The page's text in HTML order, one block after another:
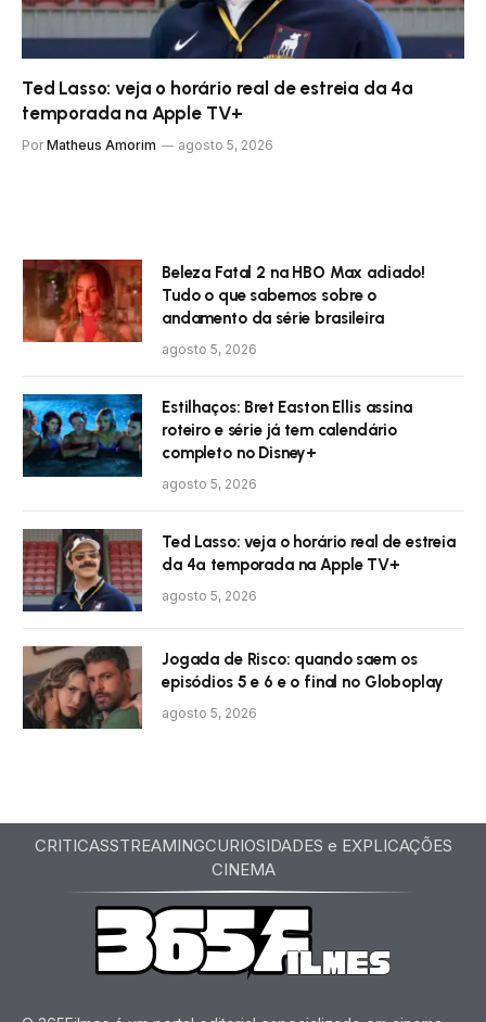
Ted Lasso: veja o horário real de estreia da 4ª
temporada na Apple TV+
Por Matheus Amorim agosto 5, 2026
Beleza Fatal 2 na HBO Max adiado!
Tudo o que sabemos sobre o
andamento da série brasileira
agosto 5, 2026
Estilhaços: Bret Easton Ellis assina
roteiro e série já tem calendário
completo no Disney+
agosto 5, 2026
Ted Lasso: veja o horário real de estreia
da 4ª temporada na Apple TV+
agosto 5, 2026
Jogada de Risco: quando saem os
episódios 5 e 6 e o final no Globoplay
agosto 5, 2026
CRITICASSTREAMINGCURIOSIDADES e EXPLICAÇÕES
CINEMA